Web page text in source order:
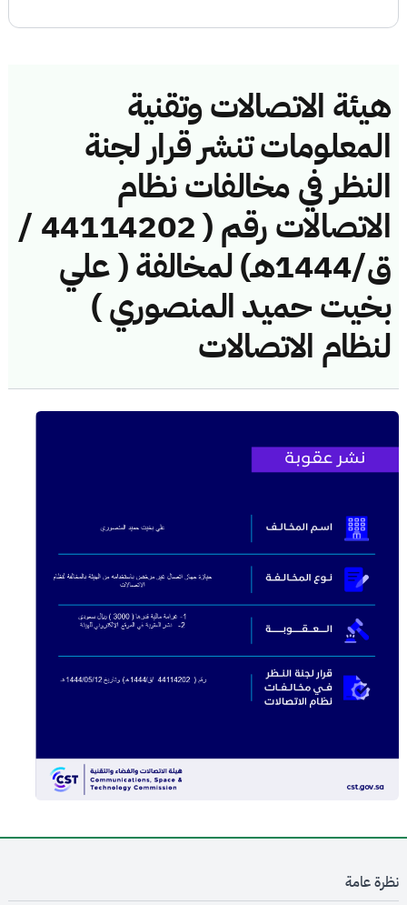
هيئة الاتصالات وتقنية
المعلومات تنشر قرار لجنة
النظر في مخالفات نظام
الاتصالات رقم ( 44114202 /
ق/1444هـ) لمخالفة ( علي
بخيت حميد المنصوري )
لنظام الاتصالات
نظرة عامة